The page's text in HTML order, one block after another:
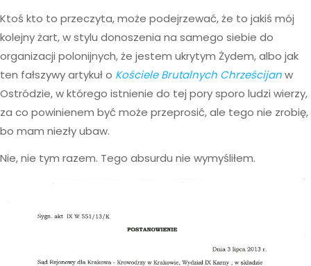
Ktoś kto to przeczyta, może podejrzewać, że to jakiś mój
kolejny żart, w stylu donoszenia na samego siebie do
organizacji polonijnych, że jestem ukrytym Żydem, albo jak
ten fałszywy artykuł o Kościele Brutalnych Chrześcijanw
Ostródzie, w którego istnienie do tej pory sporo ludzi wierzy,
za co powinienem być może przeprosić, ale tego nie zrobię,
bo mam niezły ubaw.
Nie, nie tym razem. Tego absurdu nie wymyśliłem.